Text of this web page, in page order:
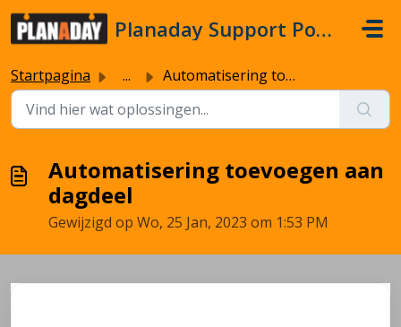
Doorgaan naar hoofdinhoud
Planaday Support Portal
Startpagina ... Automatisering toevoegen aan dagdeel
Automatisering toevoegen aan
dagdeel
Gewijzigd op Wo, 25 Jan, 2023 om 1:53 PM